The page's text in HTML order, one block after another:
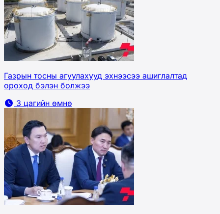
Газрын тосны агуулахууд эхнээсээ ашиглалтад
ороход бэлэн болжээ
3 цагийн өмнө